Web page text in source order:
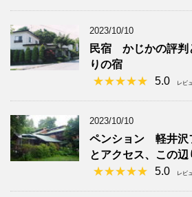
2023/10/10
民宿 かじかの評判
りの宿
5.0
レビ
2023/10/10
ペンション 軽井沢
とアクセス、この辺
5.0
レビ